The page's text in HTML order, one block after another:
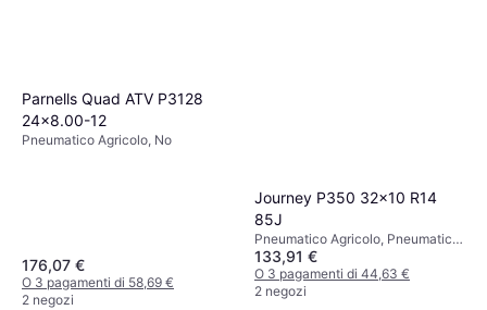
Parnells Quad ATV P3128
24x8.00-12
Pneumatico Agricolo, No
176,07 €
O 3 pagamenti di 58,69 €
2 negozi
Journey P350 32x10 R14
85J
Pneumatico Agricolo, Pneumatici
estivi, No, Indice di Velocità J (100
km/h)
133,91 €
O 3 pagamenti di 44,63 €
2 negozi